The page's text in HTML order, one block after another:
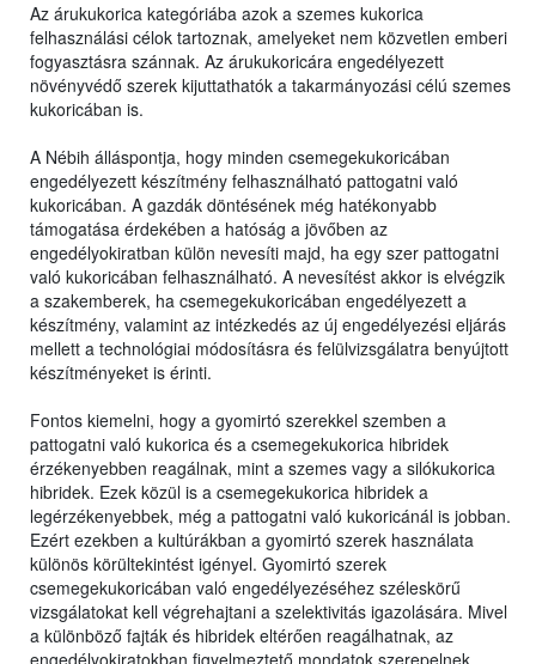
Az árukukorica kategóriába azok a szemes kukorica
felhasználási célok tartoznak, amelyeket nem közvetlen emberi
fogyasztásra szánnak. Az árukukoricára engedélyezett
növényvédő szerek kijuttathatók a takarmányozási célú szemes
kukoricában is.
A Nébih álláspontja, hogy minden csemegekukoricában
engedélyezett készítmény felhasználható pattogatni való
kukoricában. A gazdák döntésének még hatékonyabb
támogatása érdekében a hatóság a jövőben az
engedélyokiratban külön nevesíti majd, ha egy szer pattogatni
való kukoricában felhasználható. A nevesítést akkor is elvégzik
a szakemberek, ha csemegekukoricában engedélyezett a
készítmény, valamint az intézkedés az új engedélyezési eljárás
mellett a technológiai módosításra és felülvizsgálatra benyújtott
készítményeket is érinti.
Fontos kiemelni, hogy a gyomirtó szerekkel szemben a
pattogatni való kukorica és a csemegekukorica hibridek
érzékenyebben reagálnak, mint a szemes vagy a silókukorica
hibridek. Ezek közül is a csemegekukorica hibridek a
legérzékenyebbek, még a pattogatni való kukoricánál is jobban.
Ezért ezekben a kultúrákban a gyomirtó szerek használata
különös körültekintést igényel. Gyomirtó szerek
csemegekukoricában való engedélyezéséhez széleskörű
vizsgálatokat kell végrehajtani a szelektivitás igazolására. Mivel
a különböző fajták és hibridek eltérően reagálhatnak, az